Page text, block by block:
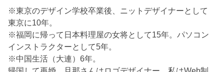
※東京のデザイン学校卒業後、ニットデザイナーとして
東京に10年。
※福岡に帰って日本料理屋の女将として15年。パソコン
インストラクターとして5年。
※中国生活（大連）6年。